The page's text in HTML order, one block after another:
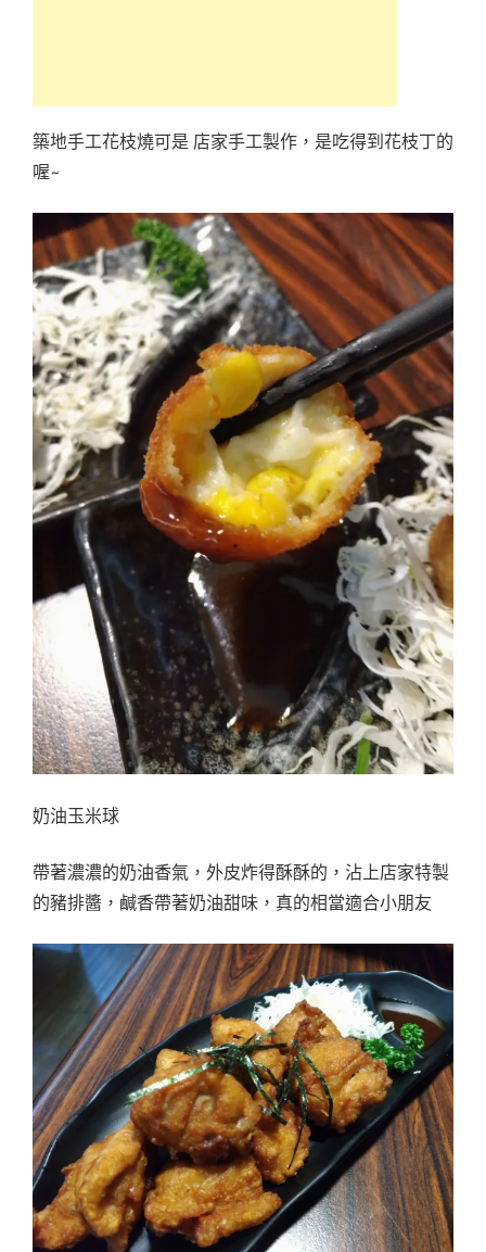
築地手工花枝燒可是 店家手工製作，是吃得到花枝丁的
喔~
奶油玉米球
帶著濃濃的奶油香氣，外皮炸得酥酥的，沾上店家特製
的豬排醬，鹹香帶著奶油甜味，真的相當適合小朋友